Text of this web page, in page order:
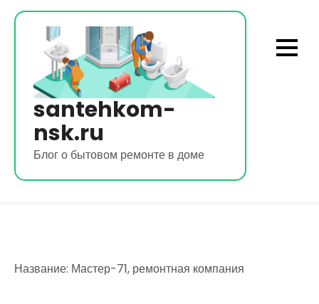
Перейти
содержимому
santehkom-
nsk.ru
Блог о бытовом ремонте в доме
Название: Мастер-71, ремонтная компания